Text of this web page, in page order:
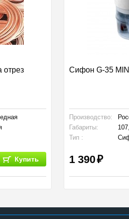
отрез
Купить
Сифон G-35 MINI
Производство:
Габариты:
Тип :
1 390